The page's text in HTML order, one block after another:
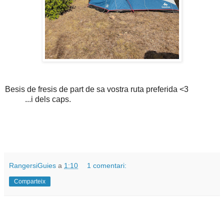
Besis de fresis de part de sa vostra ruta preferida <3
...i dels caps.
RangersiGuies a 1:10 1 comentari:
Comparteix